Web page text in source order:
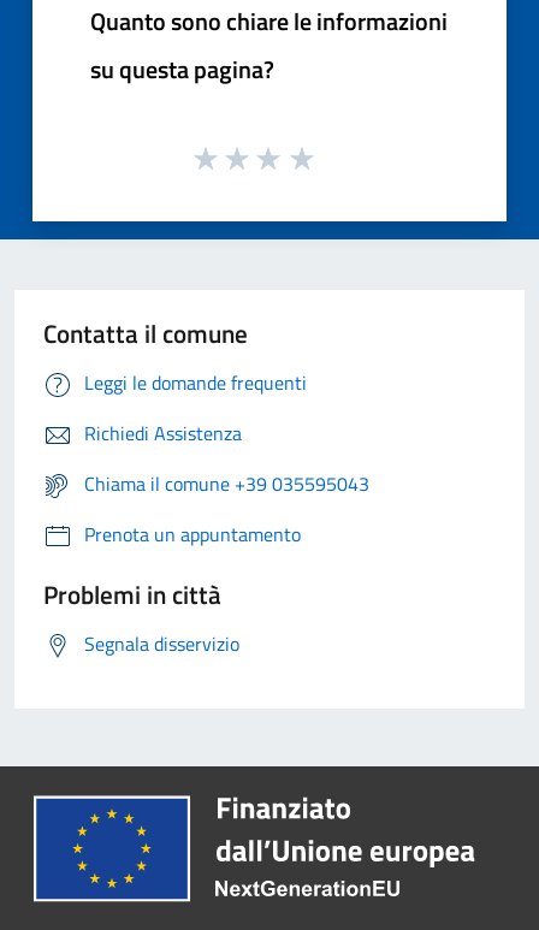
Quanto sono chiare le informazioni
su questa pagina?
Contatta il comune
Leggi le domande frequenti
Richiedi Assistenza
Chiama il comune +39 035595043
Prenota un appuntamento
Problemi in città
Segnala disservizio